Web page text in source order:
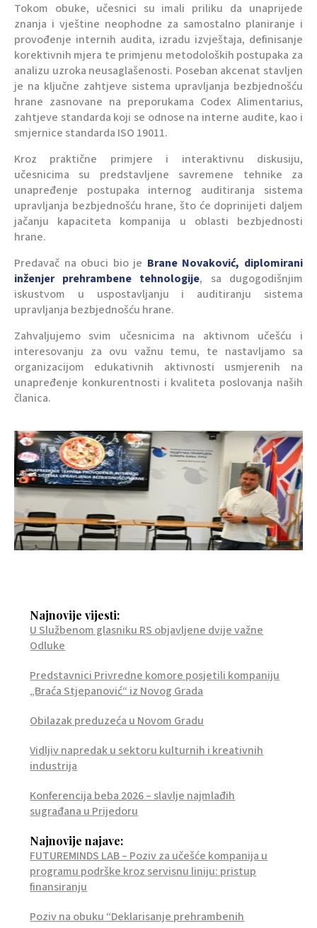
Tokom obuke, učesnici su imali priliku da unaprijede
znanja i vještine neophodne za samostalno planiranje i
provođenje internih audita, izradu izvještaja, definisanje
korektivnih mjera te primjenu metodoloških postupaka za
analizu uzroka neusaglašenosti. Poseban akcenat stavljen
je na ključne zahtjeve sistema upravljanja bezbjednošću
hrane zasnovane na preporukama Codex Alimentarius,
zahtjeve standarda koji se odnose na interne audite, kao i
smjernice standarda ISO 19011.
Kroz praktične primjere i interaktivnu diskusiju,
učesnicima su predstavljene savremene tehnike za
unapređenje postupaka internog auditiranja sistema
upravljanja bezbjednošću hrane, što će doprinijeti daljem
jačanju kapaciteta kompanija u oblasti bezbjednosti
hrane.
Predavač na obuci bio je Brane Novaković, diplomirani
inženjer prehrambene tehnologije, sa dugogodišnjim
iskustvom u uspostavljanju i auditiranju sistema
upravljanja bezbjednošću hrane.
Zahvaljujemo svim učesnicima na aktivnom učešću i
interesovanju za ovu važnu temu, te nastavljamo sa
organizacijom edukativnih aktivnosti usmjerenih na
unapređenje konkurentnosti i kvaliteta poslovanja naših
članica.
Najnovije vijesti:
U Službenom glasniku RS objavljene dvije važne
Odluke
Predstavnici Privredne komore posjetili kompaniju
„Braća Stjepanović“ iz Novog Grada
Obilazak preduzeća u Novom Gradu
Vidljiv napredak u sektoru kulturnih i kreativnih
industrija
Konferencija beba 2026 – slavlje najmlađih
sugrađana u Prijedoru
Najnovije najave:
FUTUREMINDS LAB – Poziv za učešće kompanija u
programu podrške kroz servisnu liniju: pristup
finansiranju
Poziv na obuku “Deklarisanje prehrambenih